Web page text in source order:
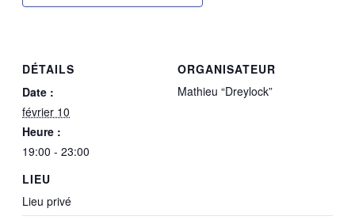
DÉTAILS
Date :
février 10
Heure :
19:00 - 23:00
LIEU
Lieu privé
ORGANISATEUR
Mathieu “Dreylock”